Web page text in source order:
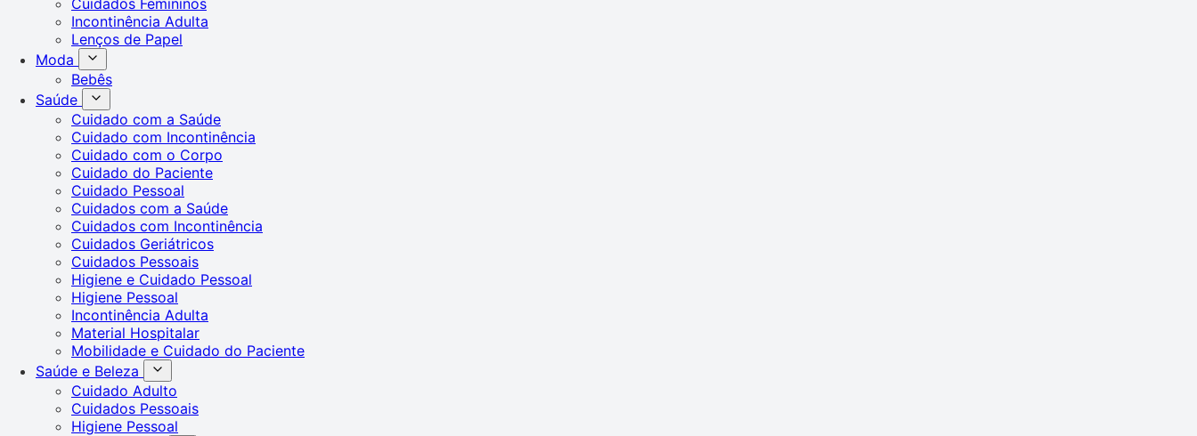
Incontinência Adulta
Lenços de Papel
Moda
Bebês
Saúde
Cuidado com a Saúde
Cuidado com Incontinência
Cuidado com o Corpo
Cuidado do Paciente
Cuidado Pessoal
Cuidados com a Saúde
Cuidados com Incontinência
Cuidados Geriátricos
Cuidados Pessoais
Higiene e Cuidado Pessoal
Higiene Pessoal
Incontinência Adulta
Material Hospitalar
Mobilidade e Cuidado do Paciente
Saúde e Beleza
Cuidado Adulto
Cuidados Pessoais
Higiene Pessoal